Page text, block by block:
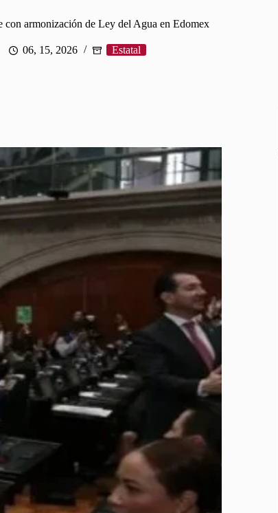
con armonización de Ley del Agua en Edomex
06, 15, 2026 Estatal